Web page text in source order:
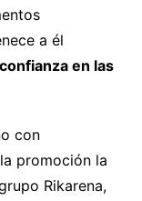
a él
en las
con
promoción la
Rikarena,